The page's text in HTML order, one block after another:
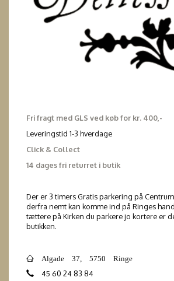
Fri fragt med GLS ved køb for kr. 400,-
Leveringstid 1-3 hverdage
Click & Collect
14 dages fri returret i butik
Der er 3 timers Gratis parkering på
derfra nemt kan komme ind på Ringes
tættere på Kirken du parkere jo kortere er
butikken.
Algade 37, 5750 Ringe
45 60 24 83 84